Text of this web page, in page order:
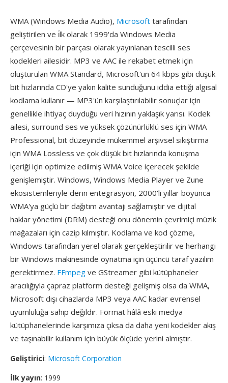
WMA (Windows Media Audio), Microsoft tarafından
geliştirilen ve i̇lk olarak 1999'da Windows Media
çerçevesinin bir parçası olarak yayınlanan tescilli ses
kodekleri ailesidir. MP3 ve AAC ile rekabet etmek için
oluşturulan WMA Standard, Microsoft'un 64 kbps gibi düşük
bit hızlarında CD'ye yakın kalite sunduğunu iddia ettiği algısal
kodlama kullanır — MP3'ün karşılaştırılabilir sonuçlar için
genellikle ihtiyaç duyduğu veri hızının yaklaşık yarısı. Kodek
ailesi, surround ses ve yüksek çözünürlüklü ses için WMA
Professional, bit düzeyinde mükemmel arşivsel sıkıştırma
için WMA Lossless ve çok düşük bit hızlarında konuşma
içeriği için optimize edilmiş WMA Voice içerecek şekilde
genişlemiştir. Windows, Windows Media Player ve Zune
ekosistemleriyle derin entegrasyon, 2000'li yıllar boyunca
WMA'ya güçlü bir dağıtım avantajı sağlamıştır ve dijital
haklar yönetimi (DRM) desteği onu dönemin çevrimiçi müzik
mağazaları için cazip kılmıştır. Kodlama ve kod çözme,
Windows tarafından yerel olarak gerçekleştirilir ve herhangi
bir Windows makinesinde oynatma için üçüncü taraf yazılım
gerektirmez. FFmpeg ve GStreamer gibi kütüphaneler
aracılığıyla çapraz platform desteği gelişmiş olsa da WMA,
Microsoft dışı cihazlarda MP3 veya AAC kadar evrensel
uyumluluğa sahip değildir. Format hâlâ eski medya
kütüphanelerinde karşımıza çıksa da daha yeni kodekler akış
ve taşınabilir kullanım için büyük ölçüde yerini almıştır.
Geliştirici: Microsoft Corporation
İlk yayın: 1999